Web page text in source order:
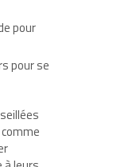
pour
pour se